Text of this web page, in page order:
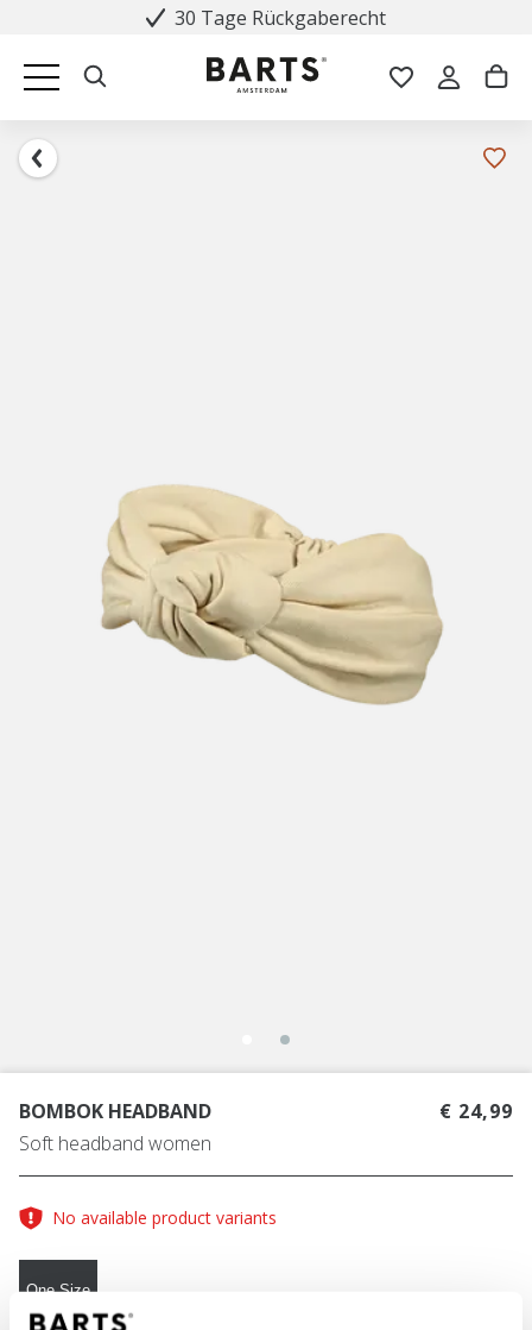
30 Tage Rückgaberecht
BOMBOK HEADBAND
Soft headband women
€ 24,99
No available product variants
One Size